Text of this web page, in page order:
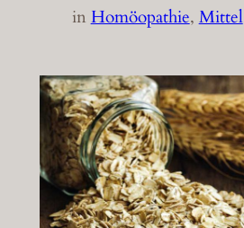
inHomöopathie, Mittel